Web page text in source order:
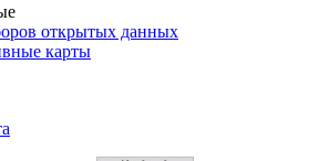
открытых данных
карты